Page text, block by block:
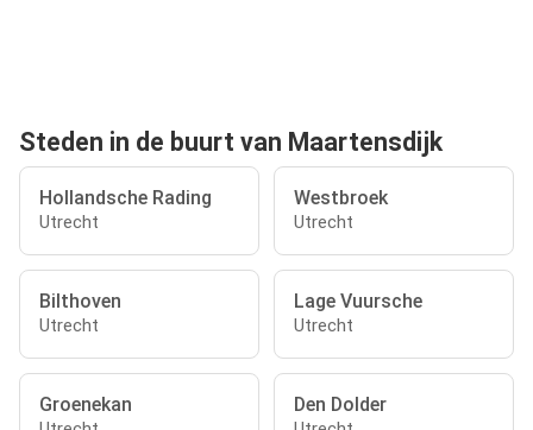
Steden in de buurt van Maartensdijk
Hollandsche Rading
Utrecht
Westbroek
Utrecht
Bilthoven
Utrecht
Lage Vuursche
Utrecht
Groenekan Den Dolder